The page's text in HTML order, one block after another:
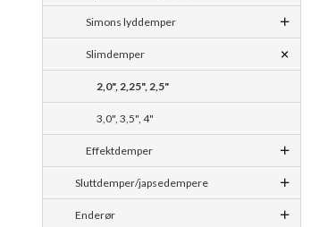
Simons lyddemper
Slimdemper
2,0", 2,25", 2,5"
3,0", 3,5", 4"
Effektdemper
Sluttdemper/japsedempere
Enderør